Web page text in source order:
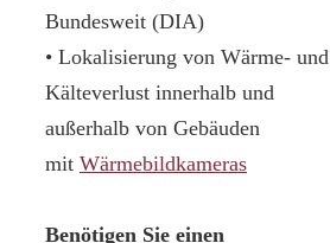
Bundesweit (DIA)
• Lokalisierung von Wärme- und
Kälteverlust innerhalb und
außerhalb von Gebäuden
mit Wärmebildkameras
Benötigen Sie einen